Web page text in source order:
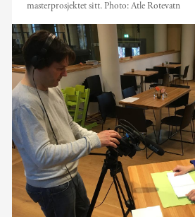
masterprosjektet sitt. Photo:Atle Rotevatn